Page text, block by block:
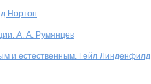
Нортон
А. А. Румянцев
и естественным. Гейл Линденфилд